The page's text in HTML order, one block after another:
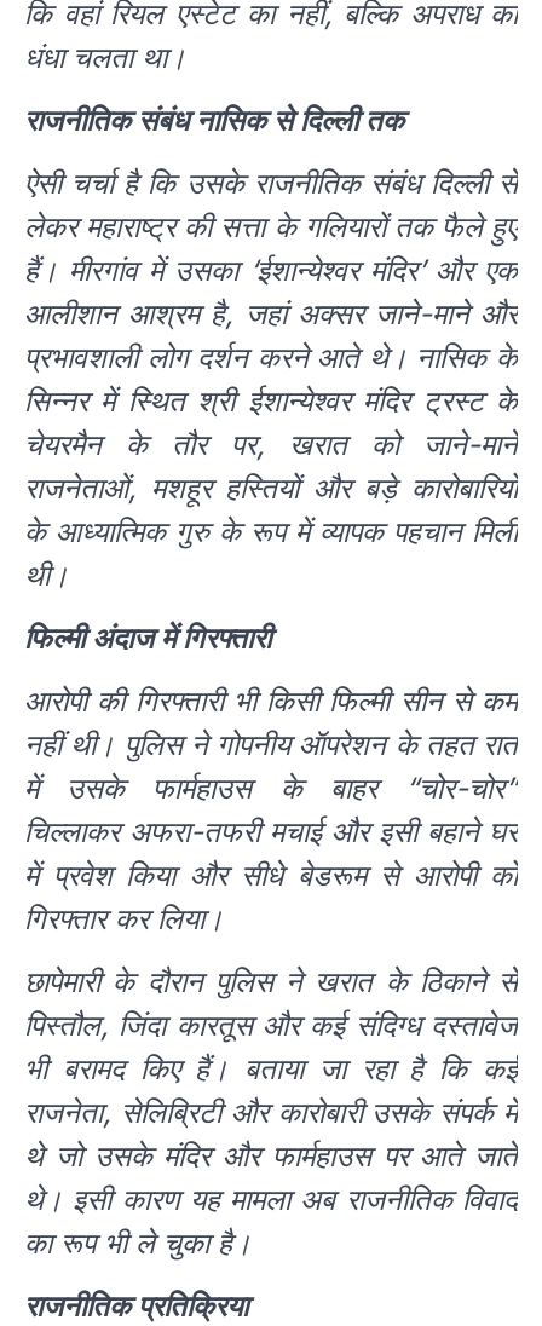
कि वहां रियल एस्टेट का नहीं, बल्कि अपराध का
धंधा चलता था।
राजनीतिक संबंध नासिक से दिल्ली तक
ऐसी चर्चा है कि उसके राजनीतिक संबंध दिल्ली से
लेकर महाराष्ट्र की सत्ता के गलियारों तक फैले हुए
हैं। मीरगांव में उसका ‘ईशान्येश्वर मंदिर’ और एक
आलीशान आश्रम है, जहां अक्सर जाने-माने और
प्रभावशाली लोग दर्शन करने आते थे। नासिक के
सिन्नर में स्थित श्री ईशान्येश्वर मंदिर ट्रस्ट के
चेयरमैन के तौर पर, खरात को जाने-माने
राजनेताओं, मशहूर हस्तियों और बड़े कारोबारियों
के आध्यात्मिक गुरु के रूप में व्यापक पहचान मिली
थी।
फिल्मी अंदाज में गिरफ्तारी
आरोपी की गिरफ्तारी भी किसी फिल्मी सीन से कम
नहीं थी। पुलिस ने गोपनीय ऑपरेशन के तहत रात
में उसके फार्महाउस के बाहर “चोर-चोर”
चिल्लाकर अफरा-तफरी मचाई और इसी बहाने घर
में प्रवेश किया और सीधे बेडरूम से आरोपी को
गिरफ्तार कर लिया।
छापेमारी के दौरान पुलिस ने खरात के ठिकाने से
पिस्तौल, जिंदा कारतूस और कई संदिग्ध दस्तावेज
भी बरामद किए हैं। बताया जा रहा है कि कई
राजनेता, सेलिब्रिटी और कारोबारी उसके संपर्क में
थे जो उसके मंदिर और फार्महाउस पर आते जाते
थे। इसी कारण यह मामला अब राजनीतिक विवाद
का रूप भी ले चुका है।
राजनीतिक प्रतिक्रिया